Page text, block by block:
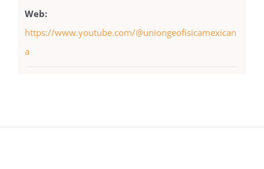
Web:
https://www.youtube.com/@uniongeofisicamexican
a